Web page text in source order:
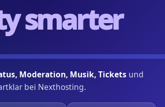
smarter
Moderation, Musik, Tickets und
bei Nexthosting.